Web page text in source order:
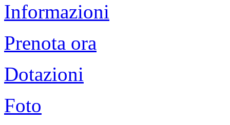
Informazioni
Prenota ora
Dotazioni
Foto